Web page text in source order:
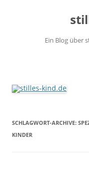
Ein Blog über
SCHLAGWORT-ARCHIVE:
KINDER